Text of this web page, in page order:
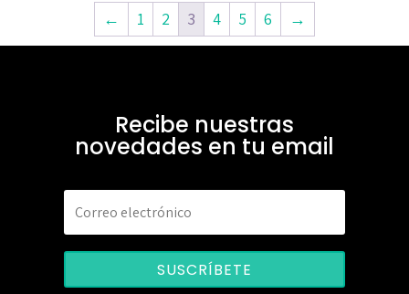
← 1 2 3 4 5 6 →
Recibe nuestras
novedades en tu email
SUSCRÍBETE